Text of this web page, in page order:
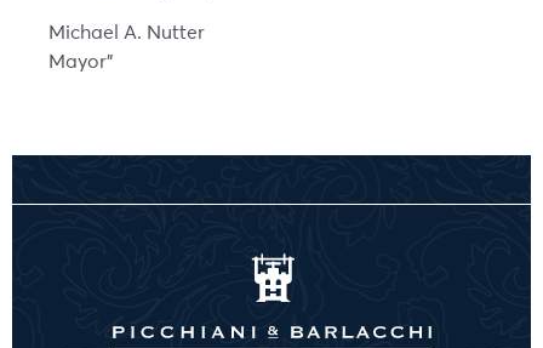
Michael A. Nutter
Mayor”